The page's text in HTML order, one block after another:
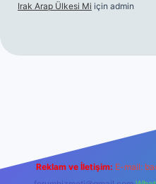
Irak Arap Ülkesi Mi için admin
Reklam ve İletişim: E-mail: